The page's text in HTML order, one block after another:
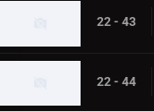
22 - 43
22 - 44